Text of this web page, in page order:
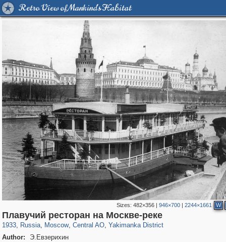
Retro View of Mankind's Habitat
Sizes: 482×356| 946×700| 2244×1661 W
Плавучий ресторан на Москве-реке
1933, Russia
1,406,840 29,243
, Moscow
319,864 8,286
, Central AO
160,012 5,916
, Yakimanka District
13,378 458
Author:
Э.Евзерихин